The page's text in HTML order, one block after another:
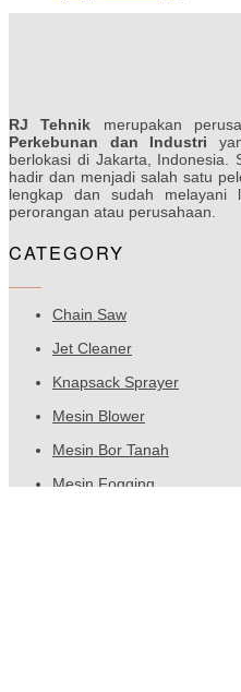
RJ Tehnik merupakan
Perkebunan dan Industri
berlokasi di Jakarta, Indonesia.
hadir dan menjadi salah satu
lengkap dan sudah melayani
perorangan atau perusahaan.
CATEGORY
Chain Saw
Jet Cleaner
Knapsack Sprayer
Mesin Blower
Mesin Bor Tanah
Mesin Fogging